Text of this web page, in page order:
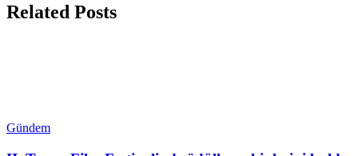
Related Posts
Gündem